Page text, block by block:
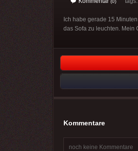
(0)
Ich habe gerade 15
das Sofa zu leuchten. Mein
Kommentare
noch keine Kommentare